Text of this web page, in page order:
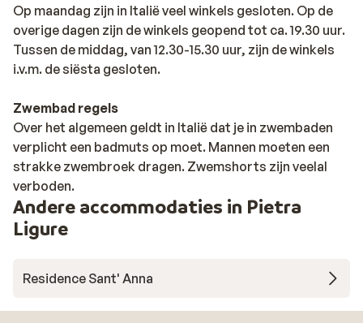
Op maandag zijn in Italië veel winkels gesloten. Op de
overige dagen zijn de winkels geopend tot ca. 19.30 uur.
Tussen de middag, van 12.30-15.30 uur, zijn de winkels
i.v.m. de siësta gesloten.
Zwembad regels
Over het algemeen geldt in Italië dat je in zwembaden
verplicht een badmuts op moet. Mannen moeten een
strakke zwembroek dragen. Zwemshorts zijn veelal
verboden.
Andere accommodaties in Pietra
Ligure
Residence Sant' Anna